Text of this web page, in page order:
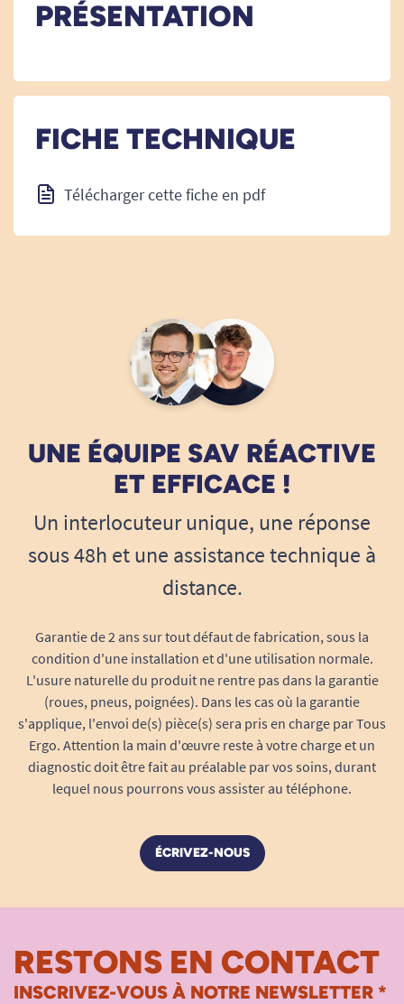
PRÉSENTATION
FICHE TECHNIQUE
Télécharger cette fiche en pdf
UNE ÉQUIPE SAV RÉACTIVE
ET EFFICACE !
Un interlocuteur unique, une réponse
sous 48h et une assistance technique à
distance.
Garantie de 2 ans sur tout défaut de fabrication, sous la
condition d'une installation et d'une utilisation normale.
L'usure naturelle du produit ne rentre pas dans la garantie
(roues, pneus, poignées). Dans les cas où la garantie
s'applique, l'envoi de(s) pièce(s) sera pris en charge par Tous
Ergo. Attention la main d'œuvre reste à votre charge et un
diagnostic doit être fait au préalable par vos soins, durant
lequel nous pourrons vous assister au téléphone.
ÉCRIVEZ-NOUS
RESTONS EN CONTACT
INSCRIVEZ-VOUS À NOTRE NEWSLETTER *